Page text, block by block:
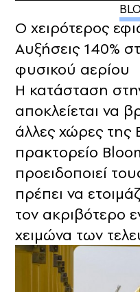
Ο χειρότερος
Αυξήσεις 140%
φυσικού αερίου
Η κατάσταση
αποκλείεται να
άλλες χώρες
πρακτορείο
προειδοποιεί
πρέπει να
τον ακριβότερο
χειμώνα των